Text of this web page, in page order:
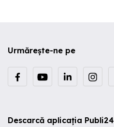
Urmărește-ne pe
Descarcă aplicația Publi24